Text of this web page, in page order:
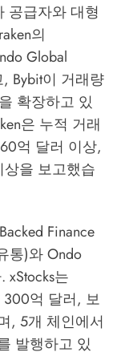
공급자와 대형
의
Global
Bybit이 거래량
확장하고 있
은 누적 거래
억 달러 이상,
을 보고했습
Finance
통)와 Ondo
xStocks는
억 달러, 보
, 5개 체인에서
발행하고 있